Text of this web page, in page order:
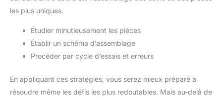
les plus uniques.
Étudier minutieusement les pièces
Établir un schéma d’assemblage
Procéder par cycle d’essais et erreurs
En appliquant ces stratégies, vous serez mieux préparé à
résoudre même les défis les plus redoutables. Mais au-delà de